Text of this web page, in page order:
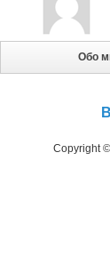
Обо
Copyright